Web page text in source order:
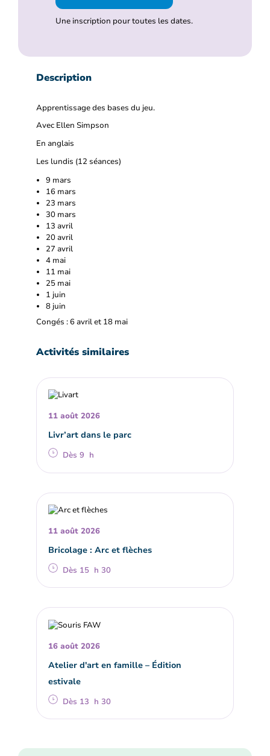
Une inscription pour toutes les dates.
Description
Apprentissage des bases du jeu.
Avec Ellen Simpson
En anglais
Les lundis (12 séances)
9 mars
16 mars
23 mars
30 mars
13 avril
20 avril
27 avril
4 mai
11 mai
25 mai
1 juin
8 juin
Congés : 6 avril et 18 mai
Activités similaires
11 août 2026
Livr’art dans le parc
Dès 9 h
11 août 2026
Bricolage : Arc et flèches
Dès 15 h 30
16 août 2026
Atelier d'art en famille – Édition
estivale
Dès 13 h 30